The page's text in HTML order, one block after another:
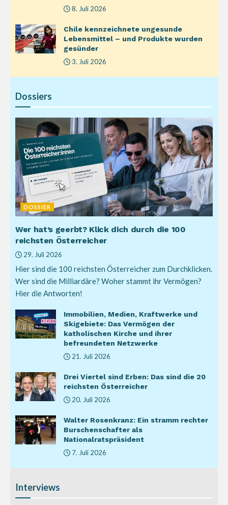
8. Juli 2026
Chile kennzeichnete ungesunde
Lebensmittel – und Produkte wurden
gesünder
3. Juli 2026
Dossiers
DOSSIER
Wer hat’s geerbt? Klick dich durch die 100
reichsten Österreicher
29. Juli 2026
Hier sind die 100 reichsten Österreicher zum Durchklicken.
Wer sind die Milliardäre? Woher stammt ihr Vermögen?
Hier die Antworten!
Immobilien, Medien, Kraftwerke und
Skigebiete: Das Vermögen der
katholischen Kirche und ihrer
befreundeten Netzwerke
21. Juli 2026
Drei Viertel sind Erben: Das sind die 20
reichsten Österreicher
20. Juli 2026
Walter Rosenkranz: Ein stramm rechter
Burschenschafter als
Nationalratspräsident
7. Juli 2026
Interviews